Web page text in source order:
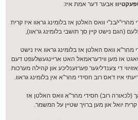
אבער דער אמת איז:
בנ"י וואס האלטן אז בלומינג גראוו איז קרית
(הגם נישט קיין סך תושבי בלומינג גראוו),
מהר"א וואס האלטן אז בלומינג גראוו איז נישט
אז מען ווידעראמאל האט אריינגעשלעפט דעם
די צענדליגער פערזענליכע און קהילה מערכות
(לכאורה רוב) חסידי מהר"א וואס האלטן אז
קרית יואל און מען ברויך שטיין על המשמר.